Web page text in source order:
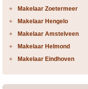
Makelaar Zoetermeer
Makelaar Hengelo
Makelaar Amstelveen
Makelaar Helmond
Makelaar Eindhoven